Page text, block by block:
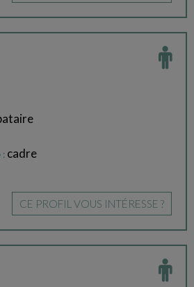
: cadre
CE PROFIL VOUS INTÉRESSE ?